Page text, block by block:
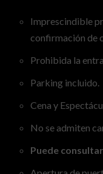
Imprescindible
confirmación de
Prohibida la
Parking incluido.
Cena y
No se admiten
Puede